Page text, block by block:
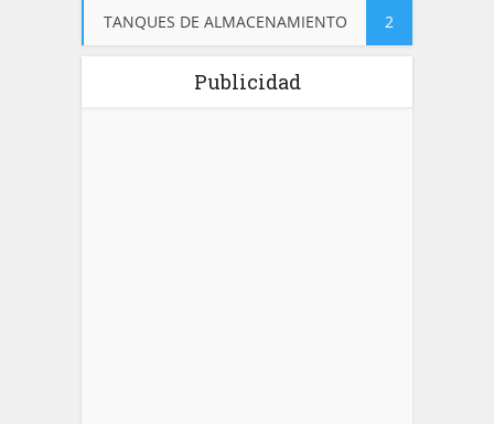
TANQUES DE ALMACENAMIENTO 2
Publicidad